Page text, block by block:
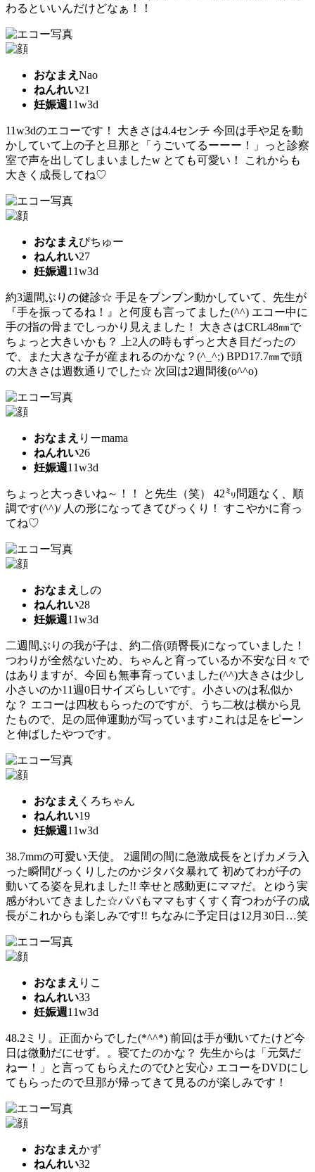
わるといいんだけどなぁ！！
おなまえ Nao
ねんれい21
妊娠週11w3d
11w3dのエコーです！ 大きさは4.4センチ 今回は手や足を動
かしていて上の子と旦那と「うごいてるーーー！」っと診察
室で声を出してしまいましたw とても可愛い！ これからも
大きく成長してね♡
おなまえ ぴちゅー
ねんれい27
妊娠週11w3d
約3週間ぶりの健診☆ 手足をブンブン動かしていて、先生が
『手を振ってるね！』と何度も言ってました(^^) エコー中に
手の指の骨までしっかり見えました！ 大きさはCRL48㎜で
ちょっと大きいかも？ 上2人の時もずっと大き目だったの
で、また大きな子が産まれるのかな？(^_^;) BPD17.7㎜で頭
の大きさは週数通りでした☆ 次回は2週間後(o^^o)
おなまえ りーmama
ねんれい26
妊娠週11w3d
ちょっと大っきいね～！！ と先生（笑） 42㍉問題なく、順
調です(^^)/ 人の形になってきてびっくり！ すこやかに育っ
てね♡
おなまえ しの
ねんれい28
妊娠週11w3d
二週間ぶりの我が子は、約二倍(頭臀長)になっていました！
つわりが全然ないため、ちゃんと育っているか不安な日々で
はありますが、今回も無事育っていました(^^)大きさは少し
小さいのか11週0日サイズらしいです。小さいのは私似か
な？ エコーは四枚もらったのですが、うち二枚は横から見
たもので、足の屈伸運動が写っています♪これは足をピーン
と伸ばしたやつです。
おなまえ くろちゃん
ねんれい19
妊娠週11w3d
38.7mmの可愛い天使。 2週間の間に急激成長をとげカメラ入
った瞬間びっくりしたのかジタバタ暴れて 初めてわが子の
動いてる姿を見れました!! 幸せと感動更にママだ。とゆう実
感がわいてきました☆パパもママもすくすく育つわが子の成
長がこれからも楽しみです!! ちなみに予定日は12月30日…笑
おなまえ りこ
ねんれい33
妊娠週11w3d
48.2ミリ。正面からでした(*^^*) 前回は手が動いてたけど今
日は微動だにせず。。寝てたのかな？ 先生からは「元気だ
ねー！」と言ってもらえたのでひと安心♪ エコーをDVDにし
てもらったので旦那が帰ってきて見るのが楽しみです！
おなまえ かず
ねんれい32